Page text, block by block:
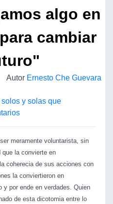
algo en
cambiar
Autor Ernesto Che Guevara
y solas que
meramente voluntarista, sin
que la convierte en
coherecia de sus acciones con
la conviertieron en
y por ende en verdades. Quien
de esta dicotomia entre lo